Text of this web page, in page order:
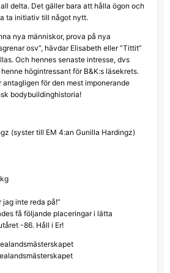
delta. Det gäller bara att hålla ögon och
ta initiativ till något nytt.
nya människor, prova på nya
osv”, hävdar Elisabeth eller ”Tittit”
Och hennes senaste intresse, dvs
högintressant för B&K:s läsekrets.
antagligen för den mest imponerande
bodybuildinghistoria!
(syster till EM 4:an Gunilla Hardingz)
inte reda på!”
få följande placeringar i lätta
-86. Håll i Er!